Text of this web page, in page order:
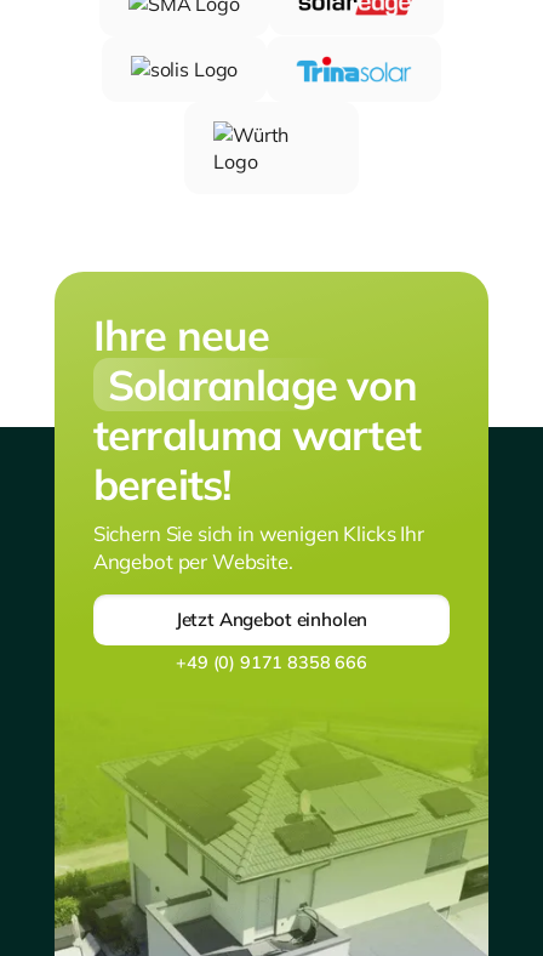
Ihre neue
Solaranlagevon
terraluma wartet
bereits!
Sichern Sie sich in wenigen Klicks Ihr
Angebot per Website.
Jetzt Angebot einholen
+49 (0) 9171 8358 666